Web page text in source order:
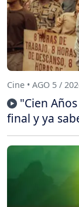
Cine • AGO 5 /
"Cien
final y ya